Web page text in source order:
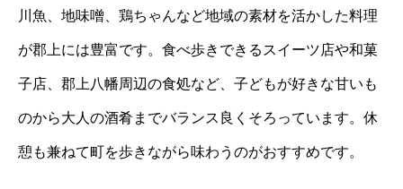
川魚、地味噌、鶏ちゃんなど地域の素材を活かした料理
が郡上には豊富です。食べ歩きできるスイーツ店や和菓
子店、郡上八幡周辺の食処など、子どもが好きな甘いも
のから大人の酒肴までバランス良くそろっています。休
憩も兼ねて町を歩きながら味わうのがおすすめです。